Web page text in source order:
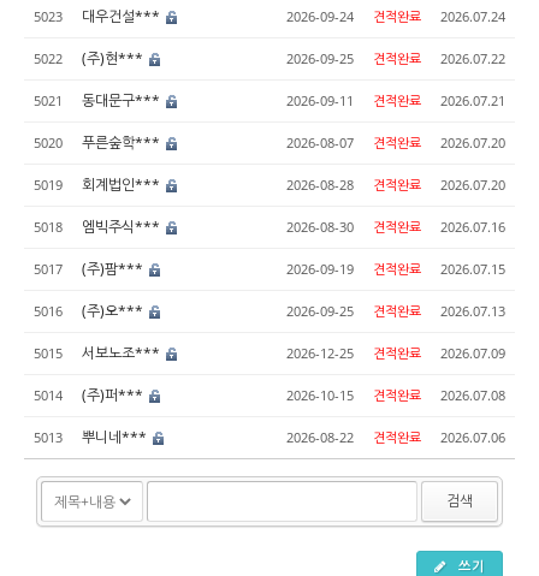
5023 대우건설*** 2026-09-24 견적완료 2026.07.24
5022 (주)현*** 2026-09-25 견적완료 2026.07.22
5021 동대문구*** 2026-09-11 견적완료 2026.07.21
5020 푸른숲학*** 2026-08-07 견적완료 2026.07.20
5019 회계법인*** 2026-08-28 견적완료 2026.07.20
5018 엠빅주식*** 2026-08-30 견적완료 2026.07.16
5017 (주)팜*** 2026-09-19 견적완료 2026.07.15
5016 (주)오*** 2026-09-25 견적완료 2026.07.13
5015 서보노조*** 2026-12-25 견적완료 2026.07.09
5014 (주)퍼*** 2026-10-15 견적완료 2026.07.08
5013 뿌니네*** 2026-08-22 견적완료 2026.07.06
검색
쓰기